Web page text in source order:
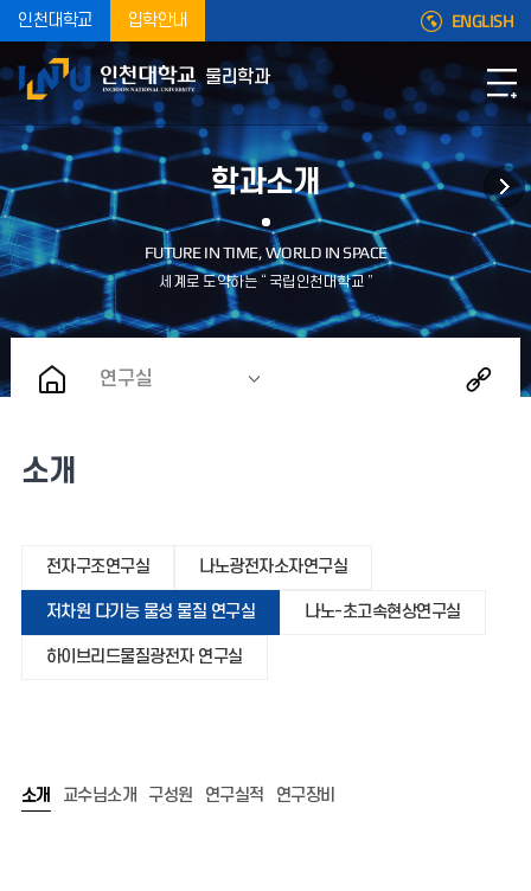
인천대학교 입학안내 ENGLISH
물리학과
학과소개
연구실
소개
전자구조연구실 나노광전자소자연구실
저차원 다기능 물성 물질 연구실 나노-초고속현상연구실
하이브리드물질광전자 연구실
소개 교수님소개 구성원 연구실적 연구장비